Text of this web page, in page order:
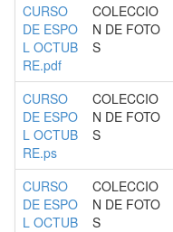
CURSO
DE ESPO
L OCTUB
RE.pdf
COLECCIO
N DE FOTO
S
CURSO
DE ESPO
L OCTUB
RE.ps
COLECCIO
N DE FOTO
S
CURSO
DE ESPO
L OCTUB
COLECCIO
N DE FOTO
S